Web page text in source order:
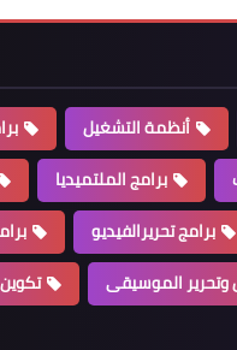
أنظمة التشغيل
برامج الملتميديا
برامج تحريرالفيديو
وتحرير الموسيقى